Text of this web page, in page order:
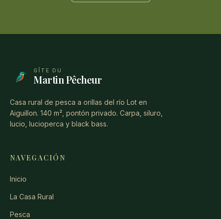
GÎTE DU
Martin Pêcheur
Casa rural de pesca a orillas del río Lot en
Aiguillon. 140 m², pontón privado. Carpa, siluro,
lucio, lucioperca y black bass.
NAVEGACIÓN
Inicio
La Casa Rural
Pesca